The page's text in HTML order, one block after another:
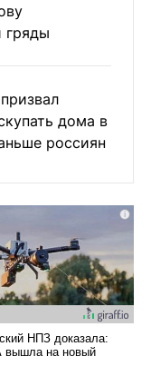
гряды
дома в
россиян